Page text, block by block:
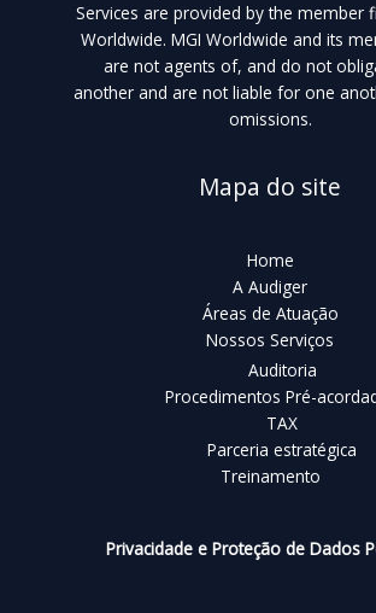
Services are provided by the member
Worldwide. MGI Worldwide and its
are not agents of, and do not
another and are not liable for one
omissions.
Mapa do site
Home
A Audiger
Áreas de Atuação
Nossos Serviços
Auditoria
Procedimentos Pré-
TAX
Parceria estratégica
Treinamento
Privacidade e Proteção de Dados